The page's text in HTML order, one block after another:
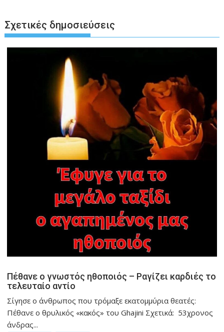
Σχετικές δημοσιεύσεις
Πέθανε ο γνωστός ηθοποιός – Ραγίζει καρδιές το
τελευταίο αντίο
Σίγησε ο άνθρωπος που τρόμαξε εκατομμύρια θεατές:
Πέθανε ο θρυλικός «κακός» του Ghajini Σχετικά: 53χρονος
άνδρας...